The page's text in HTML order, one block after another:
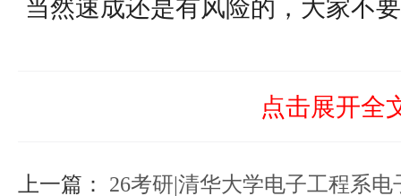
当然速成还是有风险的，大家不
每天花20-30分钟时间背单词（词
点击展开全
上一篇： 26考研|清华大学电子工程系